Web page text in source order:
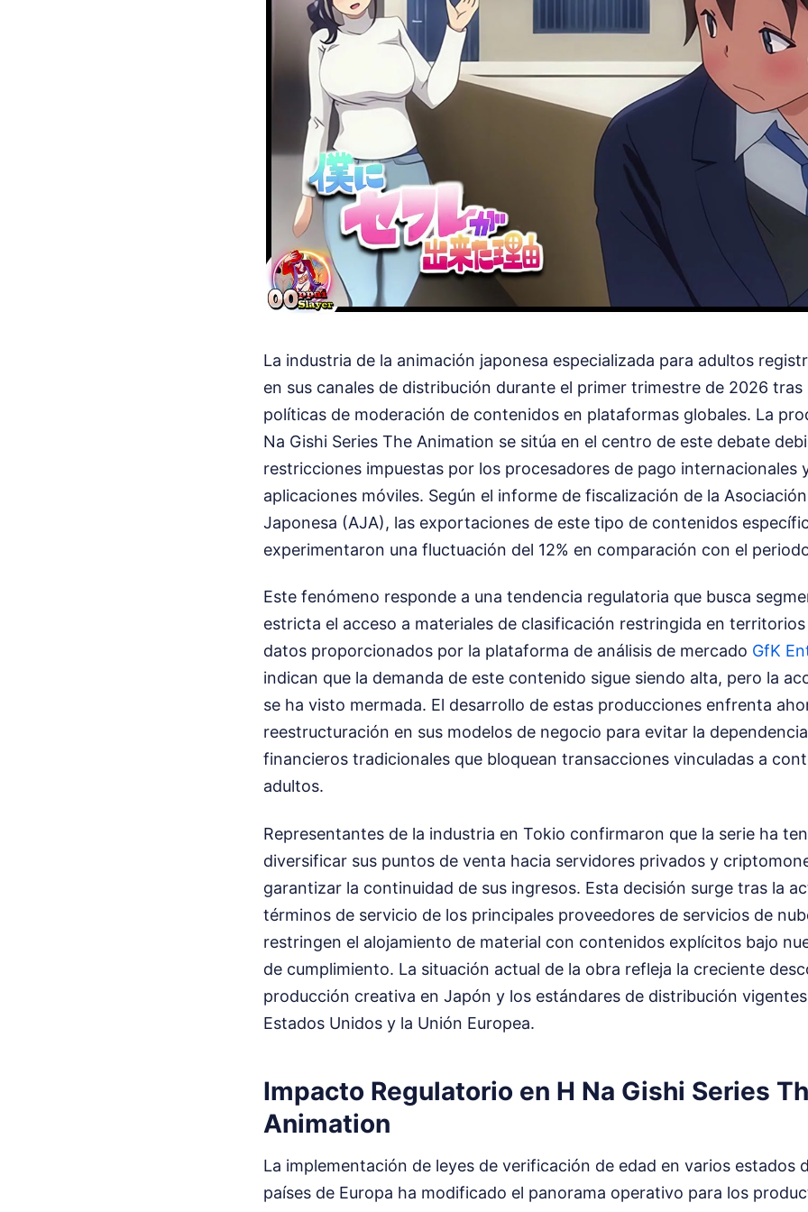
La industria de la animación japonesa especializada para adultos
en sus canales de distribución durante el primer trimestre de 2026 tras
políticas de moderación de contenidos en plataformas globales. La
Na Gishi Series The Animation se sitúa en el centro de este debate
restricciones impuestas por los procesadores de pago internacionales
aplicaciones móviles. Según el informe de fiscalización de la
Japonesa (AJA), las exportaciones de este tipo de contenidos
experimentaron una fluctuación del 12% en comparación con el
Este fenómeno responde a una tendencia regulatoria que busca
estricta el acceso a materiales de clasificación restringida en
datos proporcionados por la plataforma de análisis de mercado GfK
indican que la demanda de este contenido sigue siendo alta, pero la
se ha visto mermada. El desarrollo de estas producciones enfrenta
reestructuración en sus modelos de negocio para evitar la
financieros tradicionales que bloquean transacciones vinculadas a
adultos.
Representantes de la industria en Tokio confirmaron que la serie ha
diversificar sus puntos de venta hacia servidores privados y
garantizar la continuidad de sus ingresos. Esta decisión surge tras la
términos de servicio de los principales proveedores de servicios de
restringen el alojamiento de material con contenidos explícitos bajo
de cumplimiento. La situación actual de la obra refleja la creciente
producción creativa en Japón y los estándares de distribución
Estados Unidos y la Unión Europea.
Impacto Regulatorio en H Na Gishi Series
Animation
La implementación de leyes de verificación de edad en varios estados
países de Europa ha modificado el panorama operativo para los